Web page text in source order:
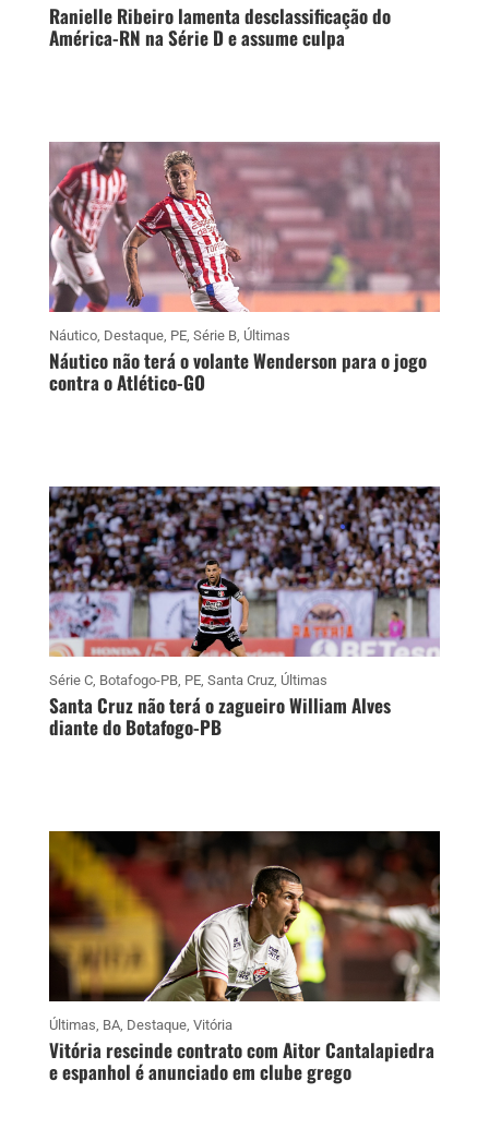
Ranielle Ribeiro lamenta desclassificação do
América-RN na Série D e assume culpa
Náutico, Destaque, PE, Série B, Últimas
Náutico não terá o volante Wenderson para o jogo
contra o Atlético-GO
Série C, Botafogo-PB, PE, Santa Cruz, Últimas
Santa Cruz não terá o zagueiro William Alves
diante do Botafogo-PB
Últimas BA, Destaque, Vitória
Vitória rescinde contrato com Aitor Cantalapiedra
e espanhol é anunciado em clube grego